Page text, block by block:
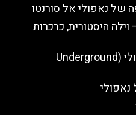
נאפולי אל סורנטו
וילה היסטורית, כרכרות
סיור באנדרגראונד של נאפולי (Underground
נאפולי